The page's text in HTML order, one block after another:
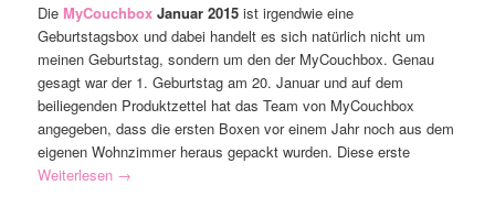
Die MyCouchbox Januar 2015 ist irgendwie eine
Geburtstagsbox und dabei handelt es sich natürlich nicht um
meinen Geburtstag, sondern um den der MyCouchbox. Genau
gesagt war der 1. Geburtstag am 20. Januar und auf dem
beiliegenden Produktzettel hat das Team von MyCouchbox
angegeben, dass die ersten Boxen vor einem Jahr noch aus dem
eigenen Wohnzimmer heraus gepackt wurden. Diese erste
Weiterlesen →